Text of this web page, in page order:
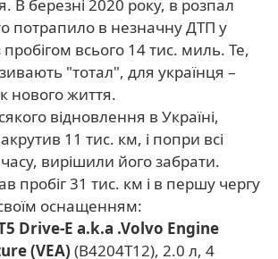
В березні 2020 року, в розпал
потрапило в незначну ДТП у
пробігом всього 14 тис. миль. Те,
"тотал", для українця –
нового життя.
відновлення в Україні,
11 тис. км, і попри всі
вирішили його забрати.
пробіг 31 тис. км і в першу чергу
оснащенням:
Drive-E a.k.a .Volvo Engine
(VEA) (B4204T12), 2.0 л, 4